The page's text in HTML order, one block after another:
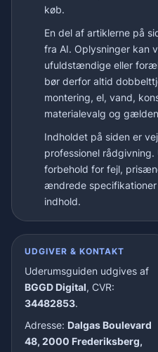
køb.
En del af artiklerne på
fra AI. Oplysninger kan
ufuldstændige eller
bør derfor altid
montering, el, vand,
materialevalg og
Indholdet på siden er
professionel
forbehold for fejl,
ændrede
indhold.
UDGIVER & KONTAKT
Uderumsguiden udgives af
BGGD Digital, CVR:
34482853.
Adresse: Dalgas Boulevard
48, 2000 Frederiksberg,